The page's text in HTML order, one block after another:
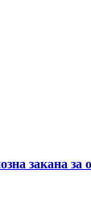
закана за